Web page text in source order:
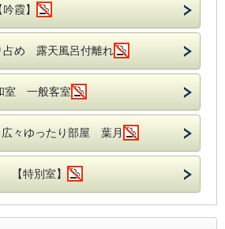
霞】
占め 露天風呂付離れ
室 一般客室
々ゆったり部屋 葉月
特別室】